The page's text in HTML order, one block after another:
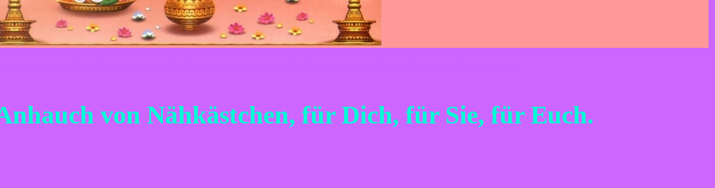
von Nähkästchen, für Dich, für Sie, für Euch.